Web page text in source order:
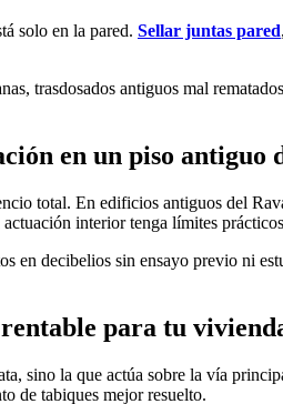
solo en la pared. Sellar juntas pared
trasdosados antiguos mal
en un piso antiguo
total. En edificios antiguos del
interior tenga límites
en decibelios sin ensayo previo ni
para tu
sino la que actúa sobre la vía
de tabiques mejor resuelto.